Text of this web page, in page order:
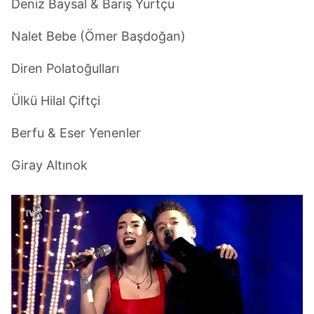
Deniz Baysal & Barış Yurtçu
Nalet Bebe (Ömer Başdoğan)
Diren Polatoğulları
Ülkü Hilal Çiftçi
Berfu & Eser Yenenler
Giray Altınok